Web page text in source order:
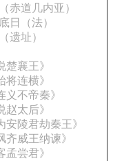
赤道几内亚）
日（法）
遗址）
襄王》
连横》
不帝秦》
太后》
陵君劫秦王》
威王纳谏》
尝君》